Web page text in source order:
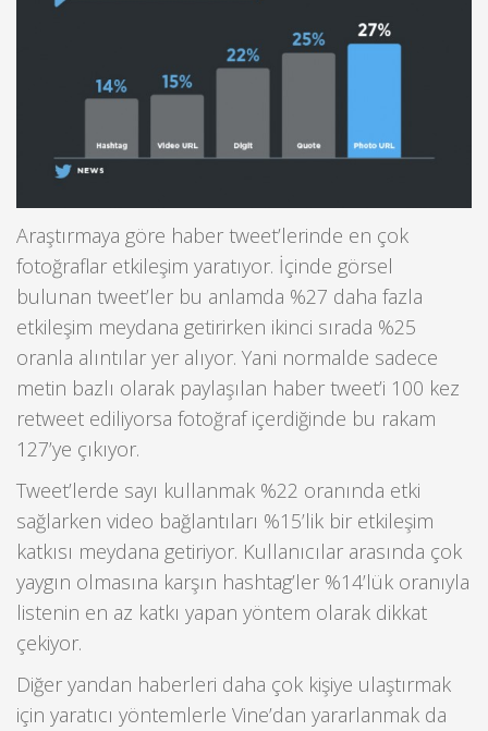
Araştırmaya göre haber tweet’lerinde en çok
fotoğraflar etkileşim yaratıyor. İçinde görsel
bulunan tweet’ler bu anlamda %27 daha fazla
etkileşim meydana getirirken ikinci sırada %25
oranla alıntılar yer alıyor. Yani normalde sadece
metin bazlı olarak paylaşılan haber tweet’i 100 kez
retweet ediliyorsa fotoğraf içerdiğinde bu rakam
127’ye çıkıyor.
Tweet’lerde sayı kullanmak %22 oranında etki
sağlarken video bağlantıları %15’lik bir etkileşim
katkısı meydana getiriyor. Kullanıcılar arasında çok
yaygın olmasına karşın hashtag’ler %14’lük oranıyla
listenin en az katkı yapan yöntem olarak dikkat
çekiyor.
Diğer yandan haberleri daha çok kişiye ulaştırmak
için yaratıcı yöntemlerle Vine’dan yararlanmak da